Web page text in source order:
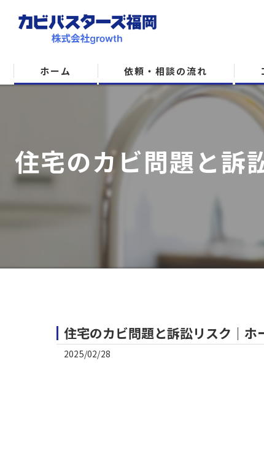
ホーム 依頼・相談の流れ
住宅のカビ問題と訴
住宅のカビ問題と訴訟リスク｜
2025/02/28